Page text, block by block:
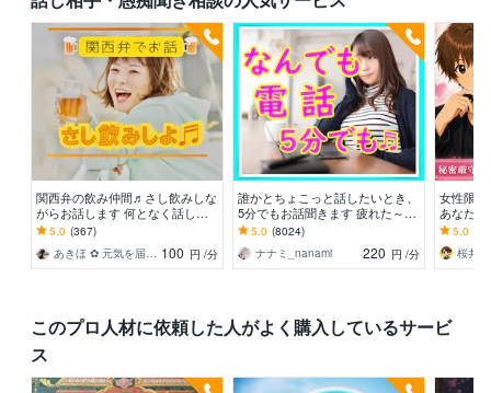
関西弁の飲み仲間♬さし飲みしな
がらお話します 何となく話した
い✨酔った時のいい気分のまま⭐︎
お話しましょう
5.0 (367)
あきほ ✿ 元気を届ける関西女子✨ 100 円 /分
誰かとちょこっと話したいとき、
5分でもお話聞きます 疲れた～、
でもカウンセリングじゃない、な
んとなく雑談聞いて～
5.0 (8024)
ナナミ_nanami
220 円 /分
女性限
あなた
で、あな
します。
5.0
このプロ人材に依頼した人がよく購入しているサービ
ス